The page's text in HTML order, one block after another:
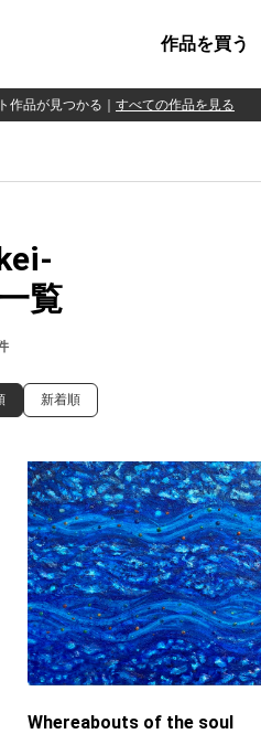
作品を買う
作品が見つかる すべての作品を見る
覧
新着順
Whereabouts of the soul